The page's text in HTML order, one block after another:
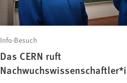
Info-Besuch
Das CERN ruft